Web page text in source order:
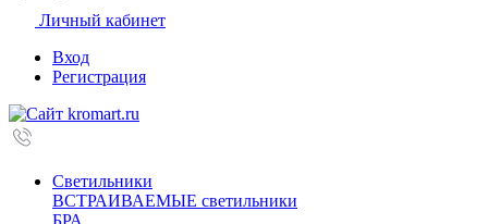
Личный кабинет
Вход
Регистрация
Светильники
ВСТРАИВАЕМЫЕ светильники
БРА